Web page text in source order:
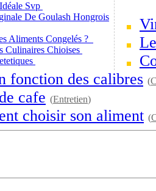
Svp
De Goulash Hongrois
Aliments Congelés ?
Culinaires Chioises
fonction des calibres (
cafe (Entretien)
choisir son aliment (